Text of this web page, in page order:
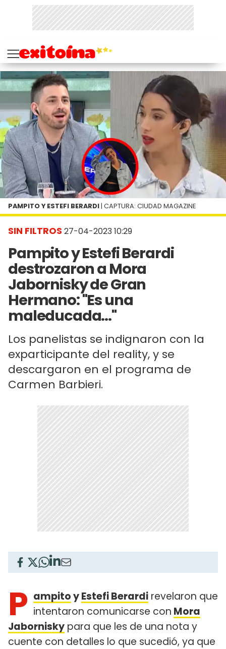
SIN FILTROS 27-04-2023 10:29
Pampito y Estefi Berardi
destrozaron a Mora
Jabornisky de Gran
Hermano: "Es una
maleducada..."
Los panelistas se indignaron con la
exparticipante del reality, y se
descargaron en el programa de
Carmen Barbieri.
PAMPITO Y ESTEFI BERARDI | CAPTURA: CIUDAD MAGAZINE
P ampitoyEstefi Berardi revelaron que
intentaron comunicarse con Mora
Jabornisky para que les de una nota y
cuente con detalles lo que sucedió, ya que